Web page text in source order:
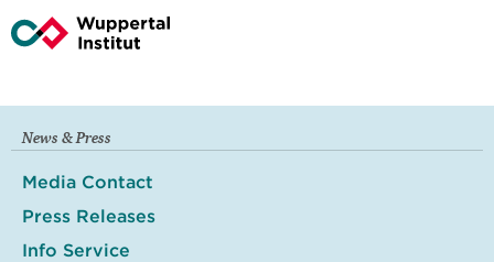
News & Press
Media Contact
Press Releases
Info Service